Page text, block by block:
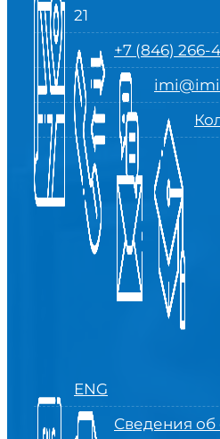
21
+7 (846) 266-
ENG
Сведения об